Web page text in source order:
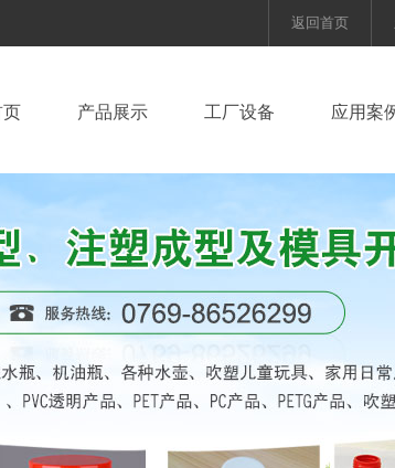
返回首页
页 产品展示 工厂设备 应用案